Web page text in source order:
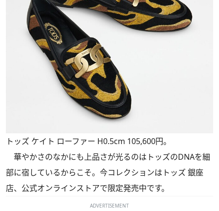
トッズ ケイト ローファー H0.5cm 105,600円。
華やかさのなかにも上品さが光るのはトッズのDNAを細
部に宿しているからこそ。今コレクションはトッズ 銀座
店、公式オンラインストアで限定発売中です。
ADVERTISEMENT